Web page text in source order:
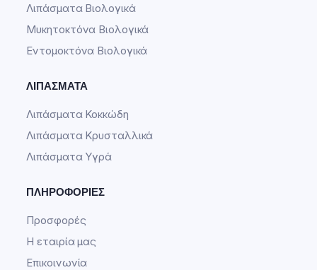
Λιπάσματα Βιολογικά
Μυκητοκτόνα Βιολογικά
Εντομοκτόνα Βιολογικά
ΛΙΠΆΣΜΑΤΑ
Λιπάσματα Κοκκώδη
Λιπάσματα Κρυσταλλικά
Λιπάσματα Υγρά
ΠΛΗΡΟΦΟΡΊΕΣ
Προσφορές
Η εταιρία μας
Επικοινωνία